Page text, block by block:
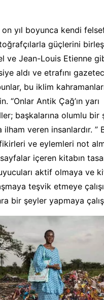
yıl boyunca kendi
güçlerini
ve Jean-Louis Etienne
aldı ve etrafını
bu iklim
“Onlar Antik Çağ’ın yarı
başkalarına olumlu bir
veren insanlardır. ”
ve eylemleri not
içeren kitabın
aktif olmaya ve
teşvik etmeye
bir şeyler yapmaya